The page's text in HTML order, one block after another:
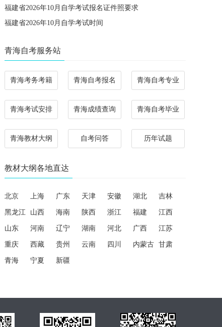
福建省2026年10月自学考试报名证件照要求
福建省2026年10月自学考试时间
青海自考服务站
青海考务考籍 青海自考报名 青海自考专业
青海考试安排 青海成绩查询 青海自考毕业
青海教材大纲 自考问答 历年试题
教材大纲各地直达
北京 上海 广东 天津 安徽 湖北 吉林
黑龙江 山西 海南 陕西 浙江 福建 江西
山东 河南 辽宁 湖南 河北 广西 江苏
重庆 西藏 贵州 云南 四川 内蒙古 甘肃
青海 宁夏 新疆